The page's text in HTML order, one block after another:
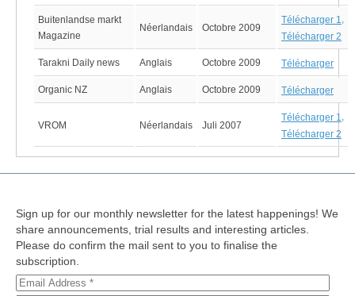
Buitenlandse markt
Magazine
Néerlandais Octobre 2009
Télécharger 1,
Télécharger 2
Tarakni Daily news Anglais Octobre 2009 Télécharger
Organic NZ Anglais Octobre 2009 Télécharger
VROM Néerlandais Juli 2007
Télécharger 1,
Télécharger 2
Sign up for our monthly newsletter for the latest happenings! We
share announcements, trial results and interesting articles.
Please do confirm the mail sent to you to finalise the
subscription.